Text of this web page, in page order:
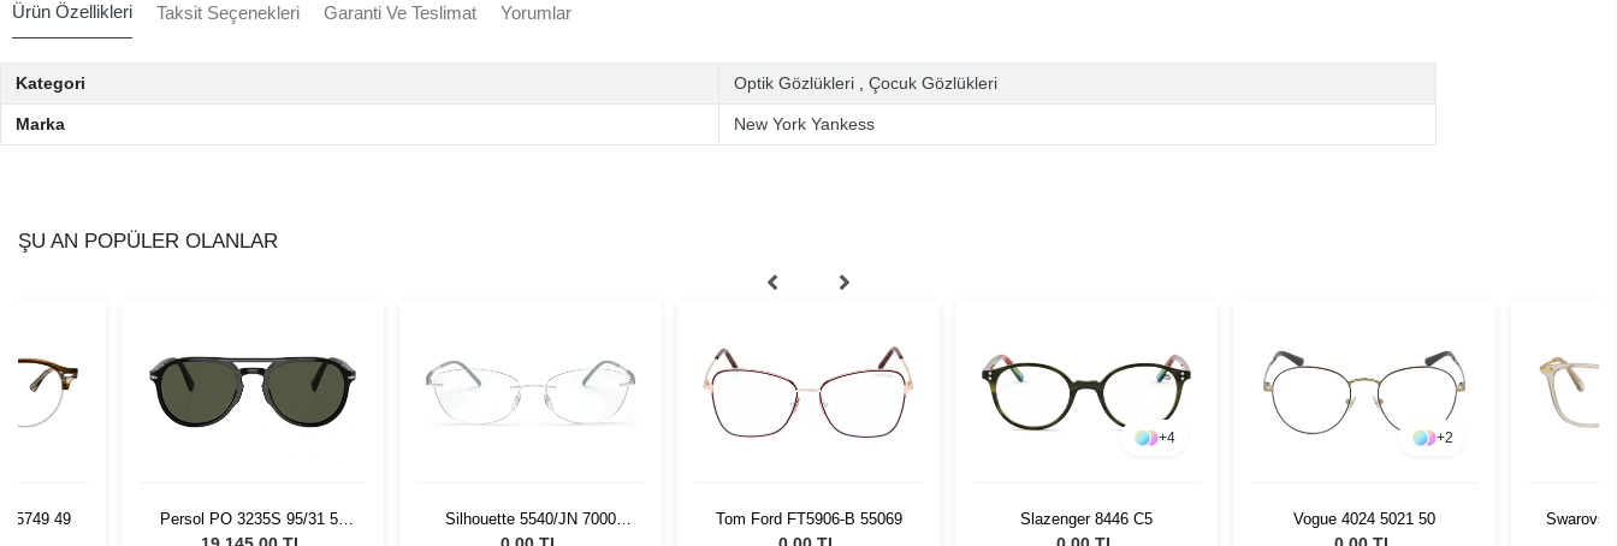
Ürün Özellikleri Taksit Seçenekleri Garanti Ve Teslimat Yorumlar
Kategori Optik Gözlükleri Çocuk Gözlükleri
Marka New York Yankess
ŞU AN POPÜLER OLANLAR
5749 49
Persol PO 3235S 95/31 55
Unisex Güneş Gözlüğü
Silhouette 5540/JN 7000
53/17
Tom Ford FT5906-B 55069
+4
Slazenger 8446 C5
+2
Vogue 4024 5021 50